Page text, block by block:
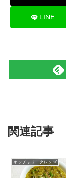
LINE
関連記事
キッチャリークレンズ